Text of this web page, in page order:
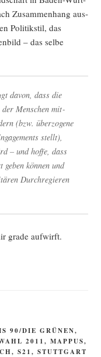
Zusam­men­hang aus­
Poli­tik­stil, das
– das sel­be
davon, dass die
der Men­schen mit­
(bzw. über­zo­ge­ne
stellt),
– und hof­fe, dass
kön­nen und
Durch­re­gie­ren
gra­de auf­wirft.
90/DIE GRÜNEN,
2011, MAPPUS,
, S21, STUTTGART